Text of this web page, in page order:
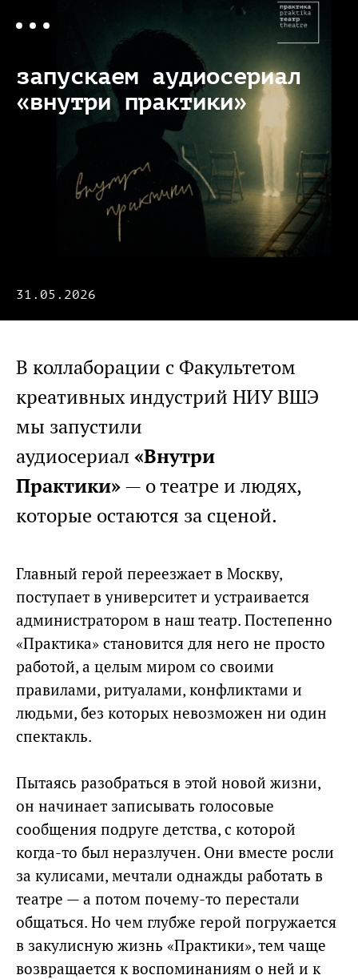
запускаем аудиосериал
«внутри практики»
31.05.2026
В коллаборации с Факультетом
креативных индустрий НИУ ВШЭ
мы запустили
аудиосериал «Внутри
Практики»— о театре и людях,
которые остаются за сценой.
Главный герой переезжает в Москву,
поступает в университет и устраивается
администратором в наш театр. Постепенно
«Практика» становится для него не просто
работой, а целым миром со своими
правилами, ритуалами, конфликтами и
людьми, без которых невозможен ни один
спектакль.
Пытаясь разобраться в этой новой жизни,
он начинает записывать голосовые
сообщения подруге детства, с которой
когда-то был неразлучен. Они вместе росли
за кулисами, мечтали однажды работать в
театре — а потом почему-то перестали
общаться. Но чем глубже герой погружается
в закулисную жизнь «Практики», тем чаще
возвращается к воспоминаниям о ней и к